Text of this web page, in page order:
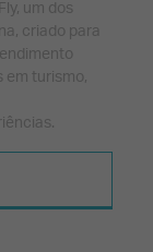
um dos
criado para
em turismo,